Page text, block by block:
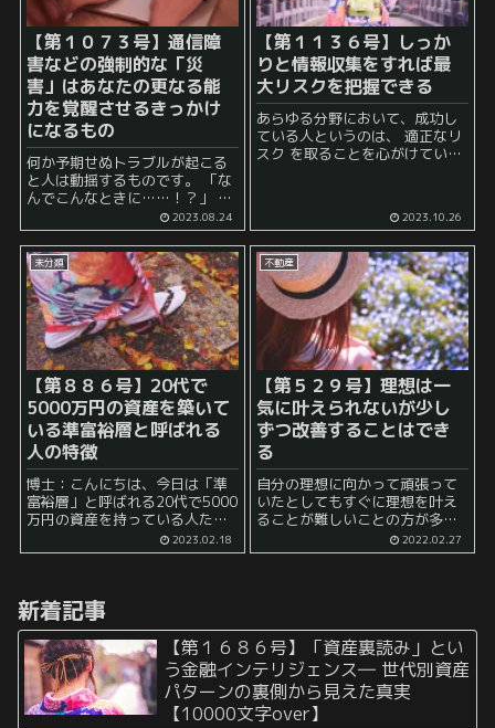
【第１０７３号】通信障
害などの強制的な「災
害」はあなたの更なる能
力を覚醒させるきっかけ
になるもの
何か予期せぬトラブルが起こる
と人は動揺するものです。 「な
んでこんなときに……！？」 と
に？」 といった被害者感情が芽
生えやすいシチュエーションで
もあります。 例えば、突然、電
車が止...
2023.08.24
【第１１３６号】しっか
りと情報収集をすれば最
大リスクを把握できる
あらゆる分野において、成功し
ている人というのは、 適正なリ
スク を取ることを心がけている
も、...
2023.10.26
未分類
【第８８６号】20代で
5000万円の資産を築いて
いる準富裕層と呼ばれる
人の特徴
博士：こんにちは、今日は「準
富裕層」と呼ばれる20代で5000
万円の資産を持っている人たち
についてお話しましょう。 弟
子：はい、よろしくお願いしま
どれくらいいるんですか？ ...
2023.02.18
不動産
【第５２９号】理想は一
気に叶えられないが少し
ずつ改善することはでき
る
自分の理想に向かって頑張って
いたとしてもすぐに理想を叶え
ることが難しいことの方が多い
とって最適な家は何か？という
2022.02.27
新着記事
【第１６８６号】「資産裏読み」とい
う金融インテリジェンス― 世代別資産
パターンの裏側から見えた真実
【10000文字over】